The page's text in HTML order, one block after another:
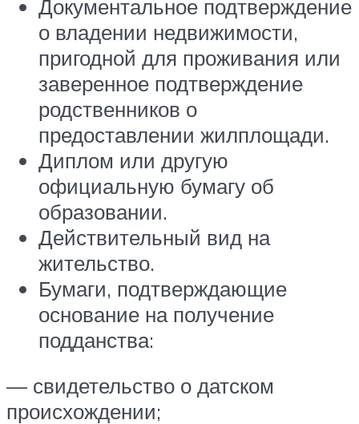
Документальное подтверждение
о владении недвижимости,
пригодной для проживания или
заверенное подтверждение
родственников о
предоставлении жилплощади.
Диплом или другую
официальную бумагу об
образовании.
Действительный вид на
жительство.
Бумаги, подтверждающие
основание на получение
подданства:
— свидетельство о датском
происхождении;